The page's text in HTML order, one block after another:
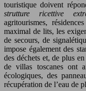
touristique doivent
strutture ricettive
agritourismes,
maximal de lits, les
de secours, de
impose également des
des déchets et, de plus
de villas toscanes ont
écologiques, des
récupération de l’eau de